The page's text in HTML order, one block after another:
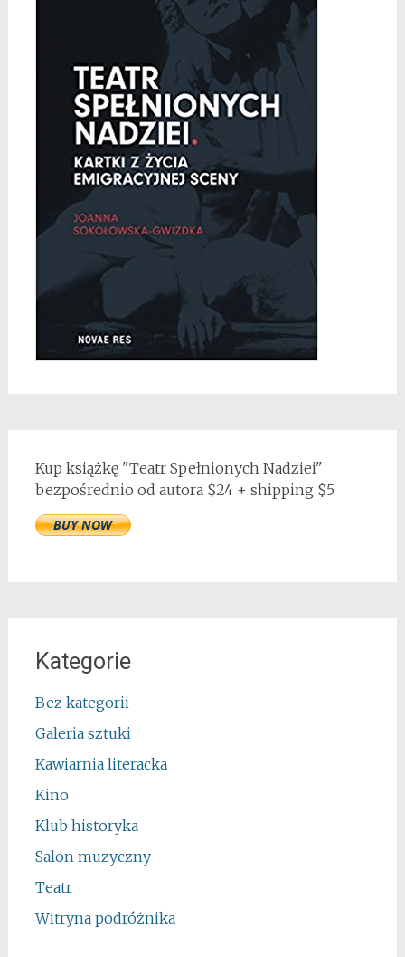
Kup książkę "Teatr Spełnionych Nadziei"
bezpośrednio od autora $24 + shipping $5
Kategorie
Bez kategorii
Galeria sztuki
Kawiarnia literacka
Kino
Klub historyka
Salon muzyczny
Teatr
Witryna podróżnika